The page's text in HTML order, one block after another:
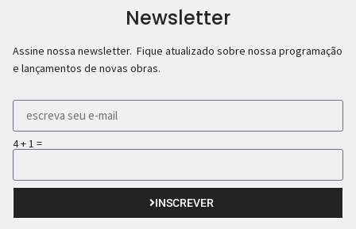
Newsletter
Assine nossa newsletter. Fique atualizado sobre nossa programação
e lançamentos de novas obras.
4 + 1 =
INSCREVER